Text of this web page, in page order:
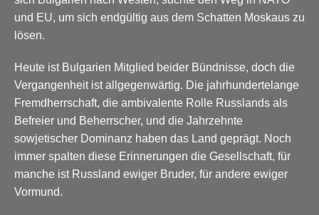
und EU, um sich endgültig aus dem Schatten Moskaus zu
lösen.
Heute ist Bulgarien Mitglied beider Bündnisse, doch die
Vergangenheit ist allgegenwärtig. Die jahrhundertelange
Fremdherrschaft, die ambivalente Rolle Russlands als
Befreier und Beherrscher, und die Jahrzehnte
sowjetischer Dominanz haben das Land geprägt. Noch
immer spalten diese Erinnerungen die Gesellschaft, für
manche ist Russland ewiger Bruder, für andere ewiger
Vormund.